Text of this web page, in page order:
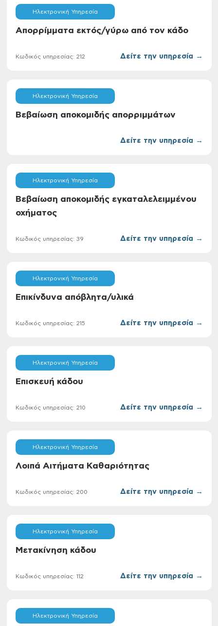
Ηλεκτρονική Υπηρεσία
Απορρίμματα εκτός/γύρω από τον κάδο
Κωδικός υπηρεσίας: 212 Δείτε την υπηρεσία →
Ηλεκτρονική Υπηρεσία
Βεβαίωση αποκομιδής απορριμμάτων
Δείτε την υπηρεσία →
Ηλεκτρονική Υπηρεσία
Βεβαίωση αποκομιδής εγκαταλελειμμένου
οχήματος
Κωδικός υπηρεσίας: 39 Δείτε την υπηρεσία →
Ηλεκτρονική Υπηρεσία
Επικίνδυνα απόβλητα/υλικά
Κωδικός υπηρεσίας: 215 Δείτε την υπηρεσία →
Ηλεκτρονική Υπηρεσία
Επισκευή κάδου
Κωδικός υπηρεσίας: 210 Δείτε την υπηρεσία →
Ηλεκτρονική Υπηρεσία
Λοιπά Αιτήματα Καθαριότητας
Κωδικός υπηρεσίας: 200 Δείτε την υπηρεσία →
Ηλεκτρονική Υπηρεσία
Μετακίνηση κάδου
Κωδικός υπηρεσίας: 112 Δείτε την υπηρεσία →
Ηλεκτρονική Υπηρεσία